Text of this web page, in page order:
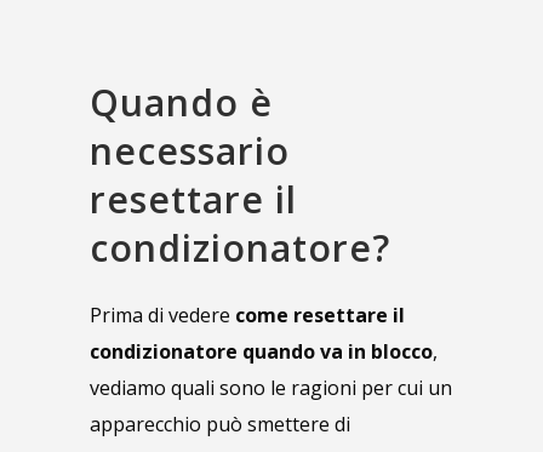
Quando è
necessario
resettare il
condizionatore?
Prima di vedere come resettare il
condizionatore quando va in blocco,
vediamo quali sono le ragioni per cui un
apparecchio può smettere di